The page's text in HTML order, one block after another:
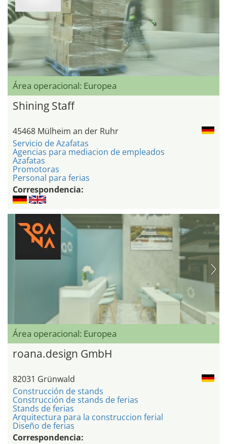
Área operacional: Europea
Shining Staff
45468 Mülheim an der Ruhr
Servicio de Azafatas
Agencias para mediacion de empleados
Azafatas
Promotoras
Personal para ferias
Correspondencia:
Área operacional: Europea
roana.design GmbH
82031 Grünwald
Construcción de stands
Construcción de stands de ferias
Stands de ferias
Arquitectura para la construccion ferial
Diseño de ferias
Correspondencia: